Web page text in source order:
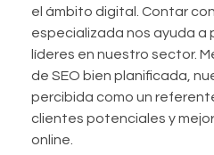
el ámbito digital. Contar
especializada nos ayuda a
líderes en nuestro sector.
de SEO bien planificada,
percibida como un
clientes potenciales y
online.